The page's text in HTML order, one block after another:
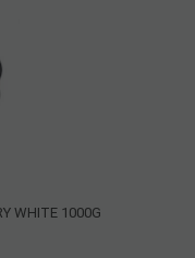
WHITE 1000G